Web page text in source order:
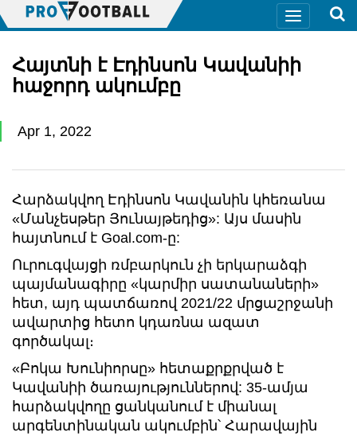
Հայտնի է Էդինսոն Կավանիի
հաջորդ ակումբը
Apr 1, 2022
Հարձակվող Էդինսոն Կավանին կհեռանա
«Մանչեսթեր Յունայթեդից»: Այս մասին
հայտնում է Goal.com-ը:
Ուրուգվայցի ռմբարկուն չի երկարաձգի
պայմանագիրը «կարմիր սատանաների»
հետ, այդ պատճառով 2021/22 մրցաշրջանի
ավարտից հետո կդառնա ազատ
գործակալ։
«Բոկա Խունիորսը» հետաքրքրված է
Կավանիի ծառայություններով: 35-ամյա
հարձակվողը ցանկանում է միանալ
արգենտինական ակումբին՝ Հարավային